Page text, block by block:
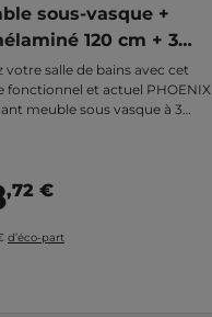
sous-vasque +
120 cm + 3
votre salle de bains avec cet
fonctionnel et actuel PHOENIX
meuble sous vasque à 3
une grande capacité de
,72 €
d’éco-part